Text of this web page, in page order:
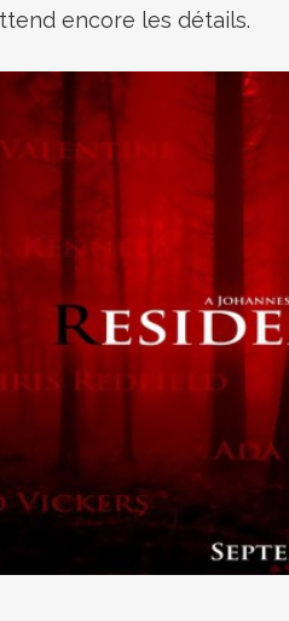
encore les détails.